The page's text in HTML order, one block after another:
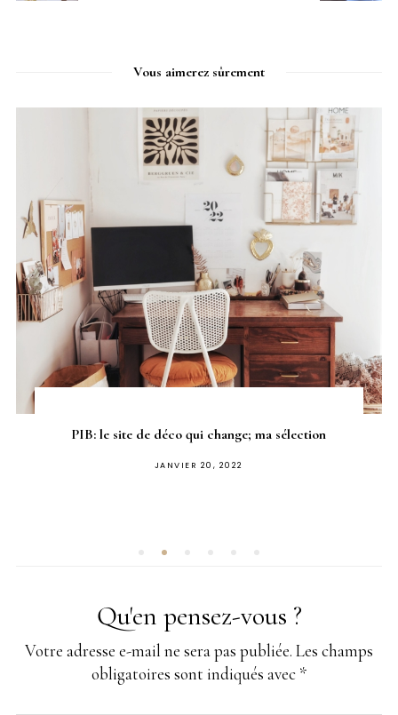
Vous aimerez sûrement
PIB: le site de déco qui change; ma sélection
PUBLIÉ
JANVIER 20, 2022
Qu'en pensez-vous ?
Votre adresse e-mail ne sera pas publiée. Les champs
obligatoires sont indiqués avec *